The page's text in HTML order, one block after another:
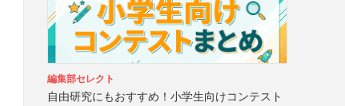
編集部セレクト
自由研究にもおすすめ！小学生向けコンテスト